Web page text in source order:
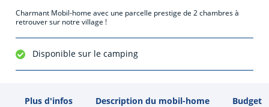
Charmant Mobil-home avec une parcelle prestige de 2 chambres à
retrouver sur notre village !
Disponible sur le camping
Plus d'infos Description du mobil-home Budget